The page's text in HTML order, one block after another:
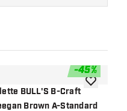
de souhaits
-45%
BULL'S B-Craft
Brown A-Standard
ajouter à